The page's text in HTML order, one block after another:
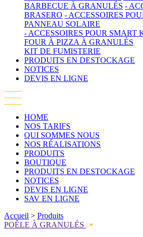
BARBECUE À GRANULÉS -
BRASERO - ACCESSOIRES
PANNEAU SOLAIRE
- ACCESSOIRES POUR SMART
FOUR À PIZZA À GRANULÉS
KIT DE FUMISTERIE
PRODUITS EN DESTOCKAGE
NOTICES
DEVIS EN LIGNE
HOME
NOS TARIFS
QUI SOMMES NOUS
NOS RÉALISATIONS
PRODUITS
BOUTIQUE
PRODUITS EN DESTOCKAGE
NOTICES
DEVIS EN LIGNE
SAV EN LIGNE
Accueil > Produits
POÊLE À GRANULÉS